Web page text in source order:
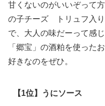
甘くないのがいいぞって
の子チーズ トリュフ入
で、大人の味だーって感
「郷宝」の酒粕を使った
好きなのをぜひ。
【1位】うにソース